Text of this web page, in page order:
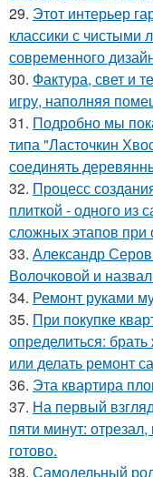
29. Этот интерьер
классики с чистыми
современного
30. Фактура, свет и
игру, наполняя
31. Подробно мы
типа "Ласточкин
соединять
32. Процесс
плиткой - одного из
сложных этапов при
33. Александр
Волочковой и
34. Ремонт руками
35. При покупке
определиться:
или делать ремонт
36. Эта квартира
37. На первый
пяти минут:
готово.
38. Самодельный